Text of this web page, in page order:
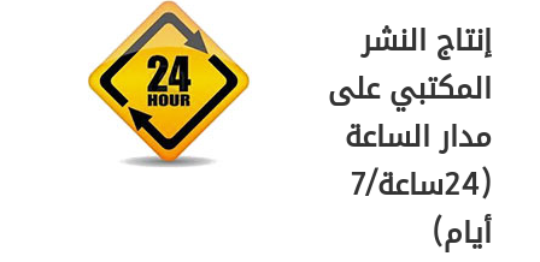
إنتاج النشر
المكتبي على
مدار الساعة
(24ساعة/7
أيام)